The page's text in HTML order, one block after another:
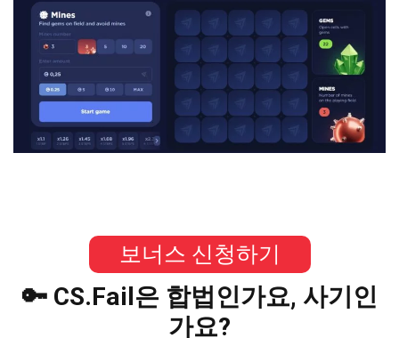
보너스 신청하기
🔑 CS.Fail은 합법인가요, 사기인
가요?